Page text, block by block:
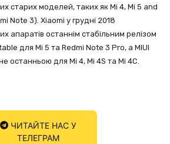
старих моделей, таких як Mi 4, Mi 5 and
Note 3). Xiaomi у грудні 2018
апаратів останнім стабільним релізом
для Mi 5 та Redmi Note 3 Pro, а MIUI
останньою для Mi 4, Mi 4S та Mi 4C.
ЧИТАЙТЕ НАС У
ТЕЛЕГРАМ